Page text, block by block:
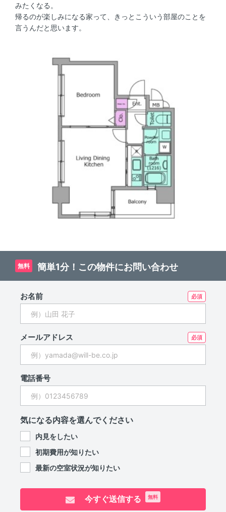
みたくなる。
帰るのが楽しみになる家って、きっとこういう部屋のことを
言うんだと思います。
無料 簡単1分！この物件にお問い合わせ
お名前
メールアドレス
電話番号
気になる内容を選んでください
内見をしたい
初期費用が知りたい
最新の空室状況が知りたい
今すぐ送信する 無料